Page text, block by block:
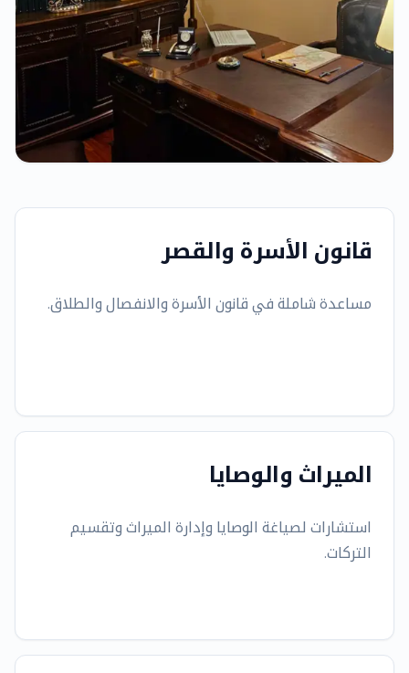
قانون الأسرة والقصر
مساعدة شاملة في قانون الأسرة والانفصال والطلاق.
الميراث والوصايا
استشارات لصياغة الوصايا وإدارة الميراث وتقسيم
التركات.